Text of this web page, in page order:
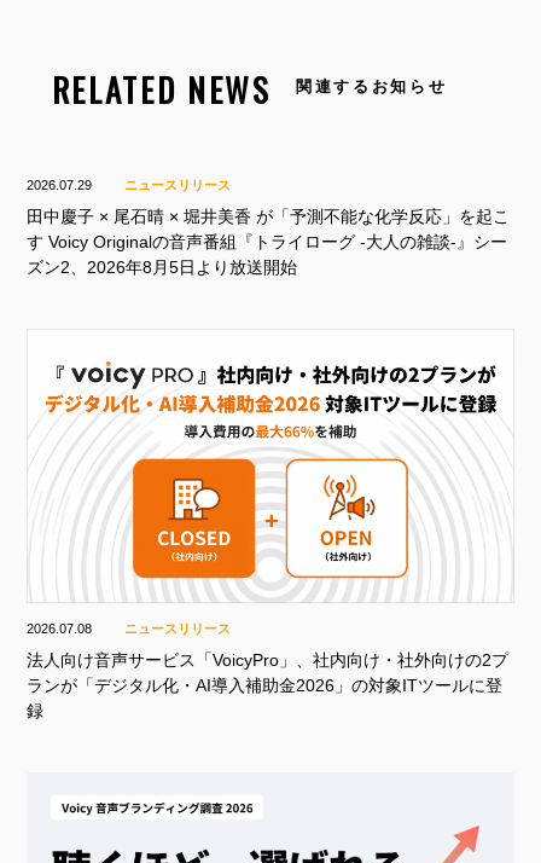
RELATED NEWS 関連するお知らせ
2026.07.29 ニュースリリース
田中慶子 × 尾石晴 × 堀井美香 が「予測不能な化学反応」を起こ
す Voicy Originalの音声番組『トライローグ -大人の雑談-』シー
ズン2、2026年8月5日より放送開始
2026.07.08 ニュースリリース
法人向け音声サービス「VoicyPro」、社内向け・社外向けの2プ
ランが「デジタル化・AI導入補助金2026」の対象ITツールに登
録